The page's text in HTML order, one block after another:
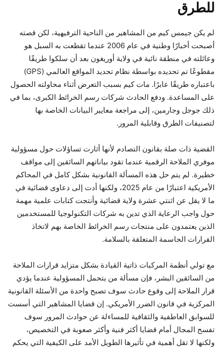
للطرق
لم يكن جيمس كيم من المشاهير من الناحية الترفيهية، لكن قصته
أصبحت أخبارًا وطنية في عام 2006 عندما تقطعت به السبل هو
وعائلته في منطقة نائية في ولاية أوريغون بعد أن سلكوا طريقًا
مقطوعًا تم تحديده بواسطة نظام تحديد المواقع العالمي (GPS)
باعتباره طريقًا عابرًا. مات كيم بسبب التعرض أثناء محاولته الحصول
على المساعدة. ودفع الحادث شركات رسم الخرائط الكبرى، بما في
ذلك جوجل وجارمين، إلى مراجعة معايير البيانات الخاصة بها
لتصنيفات الطرق وقابلية المرور.
القضية ذات صلة بقانون التصادم لأنها أثارت تساؤلات حول مسؤولية
موفري الملاحة الرقمية عندما تقود بياناتهم السائقين إلى مواقف
خطيرة. لم يتم حل هذه المسألة القانونية بشكل كامل في المحاكم
الأمريكية اعتبارًا من عام 2025، ولكنها أدت إلى دعاوى قضائية في
ما لا يقل عن اثنتي عشرة ولاية قضائية وأنتجت كتابات علمية مهمة
حول واجب الرعاية الذي تدين به شركات التكنولوجيا للمستخدمين
الذين يعتمدون على منتجات رسم الخرائط الخاصة بهم لاتخاذ
القرارات الحاسمة المتعلقة بالسلامة.
مع تولي أنظمة المركبات ذاتية القيادة بشكل متزايد قرارات الملاحة
من السائقين البشر، فإن مسألة من يتحمل المسؤولية عندما يؤدي
قرار الملاحة إلى وقوع حادث سوف تصبح واحدة من الأسئلة القانونية
المركزية في قانون الضرر الأمريكي. إن قضايا المشاهير التي أسست
للسوابق العاطفية والثقافية للمساءلة عن حوادث المرور سوف
تفسح المجال أمام قضايا أكثر فنية وأكثر صعوبة في التخصيص،
ولكنها لا تقل أهمية في تأثيرها الطويل الأمد على الكيفية التي يحكم